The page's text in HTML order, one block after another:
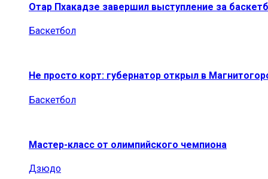
Отар Пхакадзе завершил выступление за
Баскетбол
Не просто корт: губернатор открыл в
Баскетбол
Мастер-класс от олимпийского чемпиона
Дзюдо